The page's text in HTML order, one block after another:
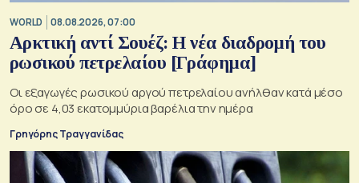
WORLD 08.08.2026, 07:00
Αρκτική αντί Σουέζ: Η νέα διαδρομή του
ρωσικού πετρελαίου [Γράφημα]
Οι εξαγωγές ρωσικού αργού πετρελαίου ανήλθαν κατά μέσο
όρο σε 4,03 εκατομμύρια βαρέλια την ημέρα
Γρηγόρης Τραγγανίδας